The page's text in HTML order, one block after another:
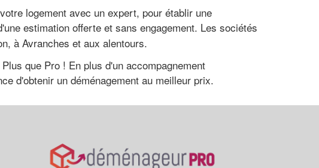
logement avec un expert, pour établir une
estimation offerte et sans engagement. Les sociétés
à Avranches et aux alentours.
que Pro ! En plus d'un accompagnement
d'obtenir un déménagement au meilleur prix.